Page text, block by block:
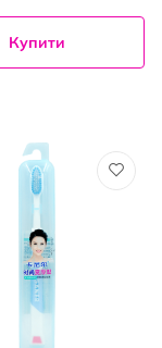
Купити